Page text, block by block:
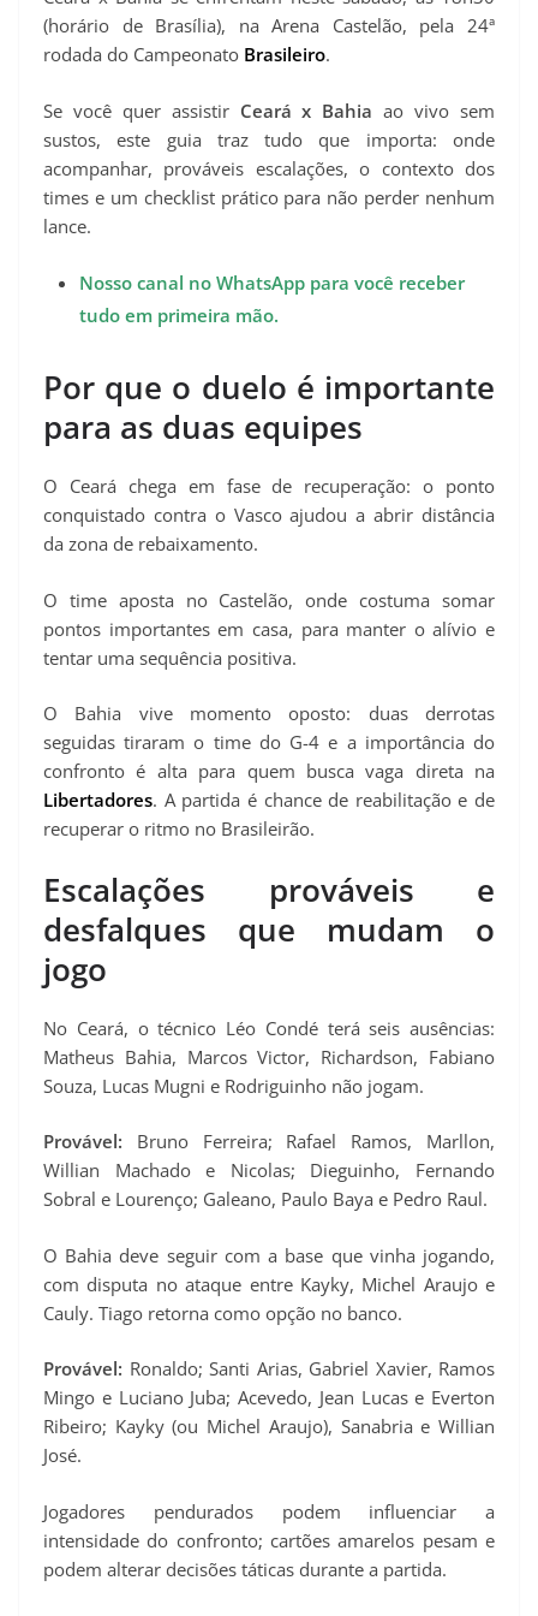
(horário de Brasília), na Arena Castelão, pela 24ª
rodada do Campeonato Brasileiro.
Se você quer assistir Ceará x Bahia ao vivo sem
sustos, este guia traz tudo que importa: onde
acompanhar, prováveis escalações, o contexto dos
times e um checklist prático para não perder nenhum
lance.
Nosso canal no WhatsApp para você receber
tudo em primeira mão.
Por que o duelo é importante
para as duas equipes
O Ceará chega em fase de recuperação: o ponto
conquistado contra o Vasco ajudou a abrir distância
da zona de rebaixamento.
O time aposta no Castelão, onde costuma somar
pontos importantes em casa, para manter o alívio e
tentar uma sequência positiva.
O Bahia vive momento oposto: duas derrotas
seguidas tiraram o time do G-4 e a importância do
confronto é alta para quem busca vaga direta na
Libertadores. A partida é chance de reabilitação e de
recuperar o ritmo no Brasileirão.
Escalações prováveis e
desfalques que mudam o
jogo
No Ceará, o técnico Léo Condé terá seis ausências:
Matheus Bahia, Marcos Victor, Richardson, Fabiano
Souza, Lucas Mugni e Rodriguinho não jogam.
Provável: Bruno Ferreira; Rafael Ramos, Marllon,
Willian Machado e Nicolas; Dieguinho, Fernando
Sobral e Lourenço; Galeano, Paulo Baya e Pedro Raul.
O Bahia deve seguir com a base que vinha jogando,
com disputa no ataque entre Kayky, Michel Araujo e
Cauly. Tiago retorna como opção no banco.
Provável: Ronaldo; Santi Arias, Gabriel Xavier, Ramos
Mingo e Luciano Juba; Acevedo, Jean Lucas e Everton
Ribeiro; Kayky (ou Michel Araujo), Sanabria e Willian
José.
Jogadores pendurados podem influenciar a
intensidade do confronto; cartões amarelos pesam e
podem alterar decisões táticas durante a partida.